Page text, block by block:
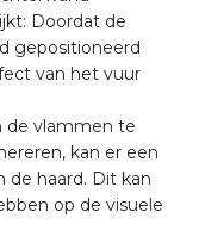
Doordat de
gepositioneerd
van het vuur
de vlammen te
kan er een
de haard. Dit kan
op de visuele